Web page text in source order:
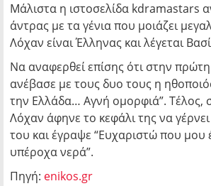
Μάλιστα η ιστοσελίδα kdramastars
άντρας με τα γένια που μοιάζει
Λόχαν είναι Έλληνας και λέγεται
Να αναφερθεί επίσης ότι στην
ανέβασε με τους δυο τους η
την Ελλάδα… Αγνή ομορφιά”. Τέλος,
Λόχαν άφηνε το κεφάλι της να
του και έγραψε “Ευχαριστώ που μου
υπέροχα νερά”.
Πηγή: enikos.gr